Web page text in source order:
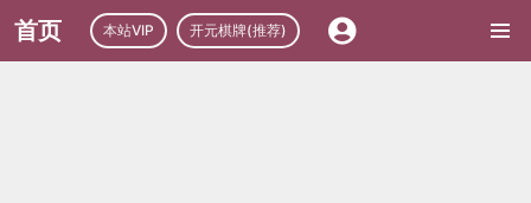
首页 本站VIP 开元棋牌(推荐)